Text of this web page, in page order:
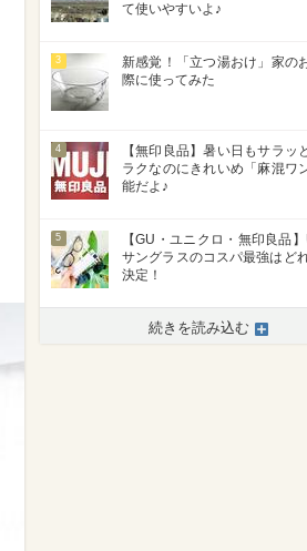
て使いやすいよ♪
3
新感覚！「立つ湯おけ」家の
際に使ってみた
4
【無印良品】暑い日もサラッ
ラクなのにきれいめ「麻混ワ
能だよ♪
5
【GU・ユニクロ・無印良品
サングラスのコスパ最強はど
決定！
続きを読み込む